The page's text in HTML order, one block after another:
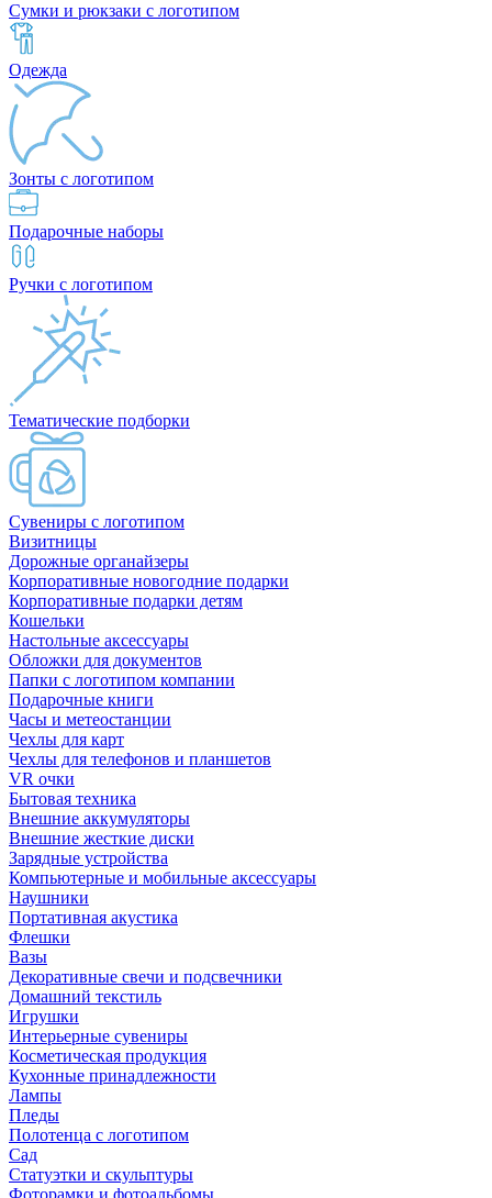
Сумки и рюкзаки с логотипом
Одежда
Зонты с логотипом
Подарочные наборы
Ручки с логотипом
Тематические подборки
Сувениры с логотипом
Визитницы
Дорожные органайзеры
Корпоративные новогодние подарки
Корпоративные подарки детям
Кошельки
Настольные аксессуары
Обложки для документов
Папки с логотипом компании
Подарочные книги
Часы и метеостанции
Чехлы для карт
Чехлы для телефонов и планшетов
VR очки
Бытовая техника
Внешние аккумуляторы
Внешние жесткие диски
Зарядные устройства
Компьютерные и мобильные аксессуары
Наушники
Портативная акустика
Флешки
Вазы
Декоративные свечи и подсвечники
Домашний текстиль
Игрушки
Интерьерные сувениры
Косметическая продукция
Кухонные принадлежности
Лампы
Пледы
Полотенца с логотипом
Сад
Статуэтки и скульптуры